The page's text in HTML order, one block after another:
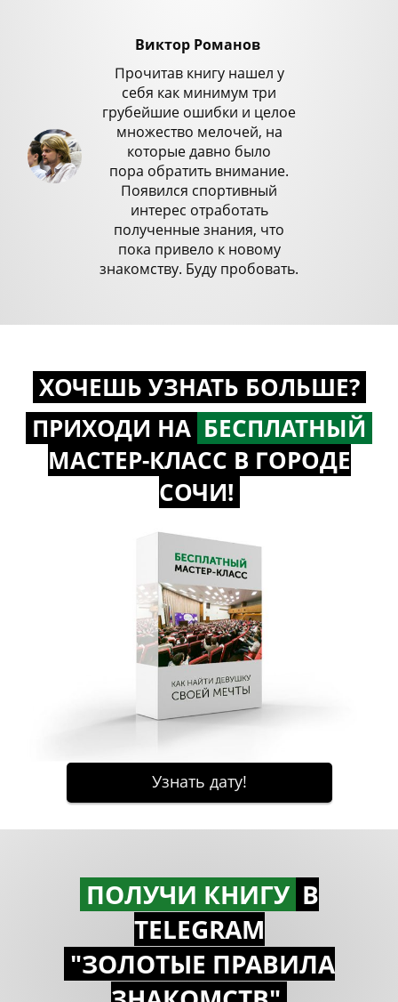
Виктор Романов
Прочитав книгу нашел у
себя как минимум три
грубейшие ошибки и целое
множество мелочей, на
которые давно было
пора обратить внимание.
Появился спортивный
интерес отработать
полученные знания, что
пока привело к новому
знакомству. Буду пробовать.
ХОЧЕШЬ УЗНАТЬ БОЛЬШЕ?
ПРИХОДИ НА БЕСПЛАТНЫЙ
МАСТЕР-КЛАСС В ГОРОДЕ
СОЧИ!
ПОЛУЧИ КНИГУ В
TELEGRAM
"ЗОЛОТЫЕ ПРАВИЛА